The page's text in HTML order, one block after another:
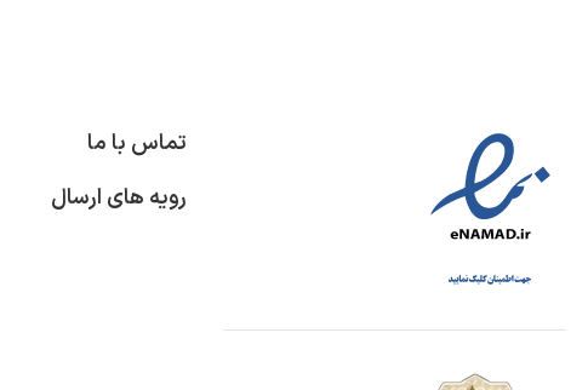
تماس با ما
رویه های ارسال